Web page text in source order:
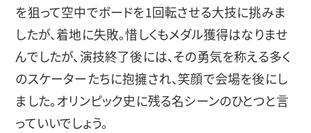
を狙って空中でボードを1回転させる大技に挑みま
したが、着地に失敗。惜しくもメダル獲得はなりませ
んでしたが、演技終了後には、その勇気を称える多く
のスケーターたちに抱擁され、笑顔で会場を後にし
ました。オリンピック史に残る名シーンのひとつと言
っていいでしょう。